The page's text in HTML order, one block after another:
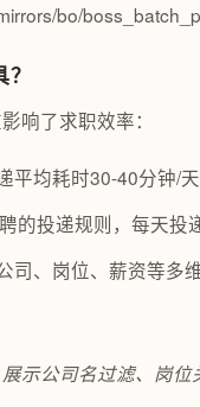
bo/
响了求职效率：
平均耗时30-40分钟/天
的投递规则，每天投
司、岗位、薪资等多
示公司名过滤、岗